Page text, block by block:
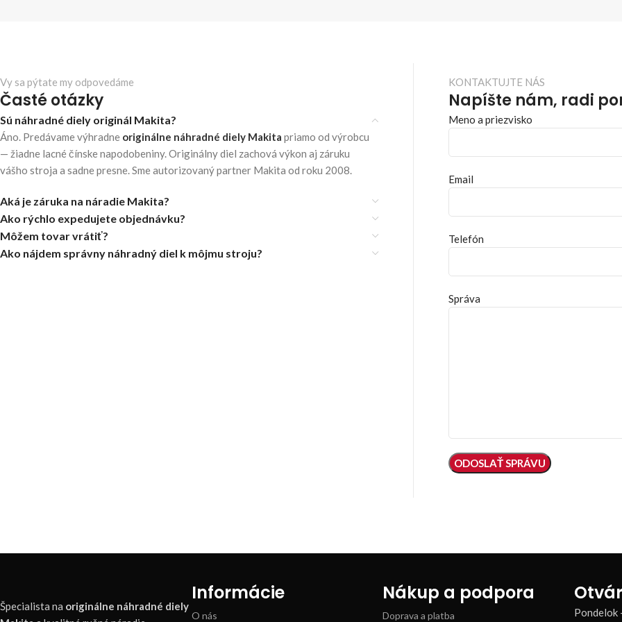
Vy sa pýtate my odpovedáme
Časté otázky
Sú náhradné diely originál Makita?
Áno. Predávame výhradne originálne náhradné diely Makita priamo od výrobcu
— žiadne lacné čínske napodobeniny. Originálny diel zachová výkon aj záruku
vášho stroja a sadne presne. Sme autorizovaný partner Makita od roku 2008.
Aká je záruka na náradie Makita?
Ako rýchlo expedujete objednávku?
Môžem tovar vrátiť?
Ako nájdem správny náhradný diel k môjmu stroju?
KONTAKTUJTE NÁS
Napíšte nám, radi
Meno a priezvisko
Email
Telefón
Správa
Špecialista na originálne náhradné diely
Informácie
O nás
Nákup a podpora
Doprava a platba Pondelok